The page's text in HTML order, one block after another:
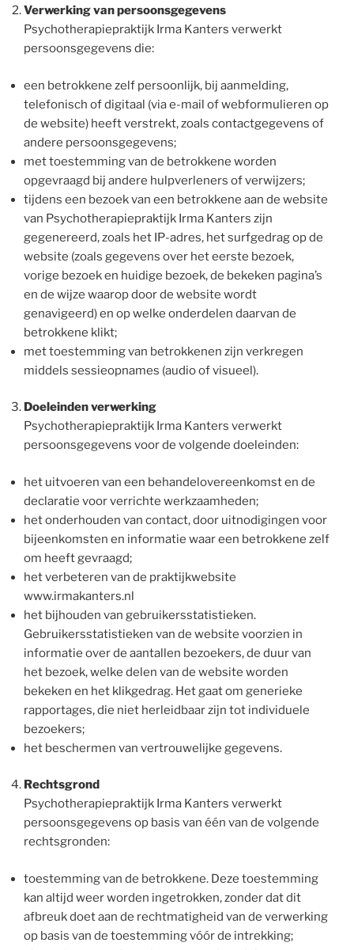
Verwerking van persoonsgegevens
Psychotherapiepraktijk Irma Kanters verwerkt
persoonsgegevens die:
een betrokkene zelf persoonlijk, bij aanmelding,
telefonisch of digitaal (via e-mail of webformulieren op
de website) heeft verstrekt, zoals contactgegevens of
andere persoonsgegevens;
met toestemming van de betrokkene worden
opgevraagd bij andere hulpverleners of verwijzers;
tijdens een bezoek van een betrokkene aan de website
van Psychotherapiepraktijk Irma Kanters zijn
gegenereerd, zoals het IP-adres, het surfgedrag op de
website (zoals gegevens over het eerste bezoek,
vorige bezoek en huidige bezoek, de bekeken pagina’s
en de wijze waarop door de website wordt
genavigeerd) en op welke onderdelen daarvan de
betrokkene klikt;
met toestemming van betrokkenen zijn verkregen
middels sessieopnames (audio of visueel).
Doeleinden verwerking
Psychotherapiepraktijk Irma Kanters verwerkt
persoonsgegevens voor de volgende doeleinden:
het uitvoeren van een behandelovereenkomst en de
declaratie voor verrichte werkzaamheden;
het onderhouden van contact, door uitnodigingen voor
bijeenkomsten en informatie waar een betrokkene zelf
om heeft gevraagd;
het verbeteren van de praktijkwebsite
www.irmakanters.nl
het bijhouden van gebruikersstatistieken.
Gebruikersstatistieken van de website voorzien in
informatie over de aantallen bezoekers, de duur van
het bezoek, welke delen van de website worden
bekeken en het klikgedrag. Het gaat om generieke
rapportages, die niet herleidbaar zijn tot individuele
bezoekers;
het beschermen van vertrouwelijke gegevens.
Rechtsgrond
Psychotherapiepraktijk Irma Kanters verwerkt
persoonsgegevens op basis van één van de volgende
rechtsgronden:
toestemming van de betrokkene. Deze toestemming
kan altijd weer worden ingetrokken, zonder dat dit
afbreuk doet aan de rechtmatigheid van de verwerking
op basis van de toestemming vóór de intrekking;